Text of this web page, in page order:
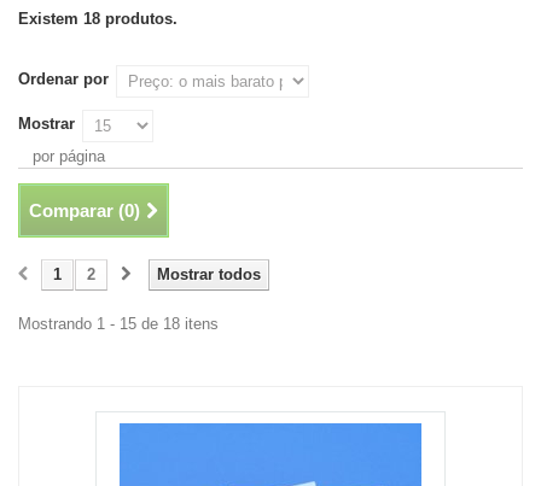
Existem 18 produtos.
Ordenar por
Mostrar
por página
Comparar (0)
Mostrar todos
1 2
Mostrando 1 - 15 de 18 itens